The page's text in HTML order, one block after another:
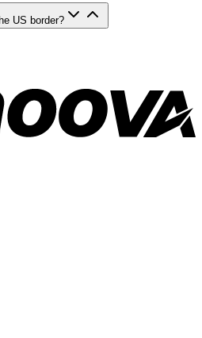
US border?